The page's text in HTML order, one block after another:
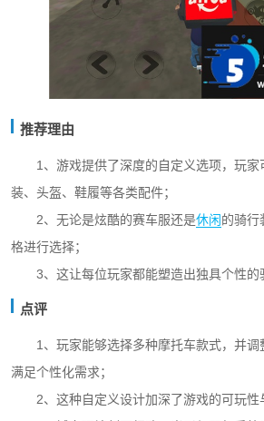
推荐理由
1、游戏提供了深度的自定义选项，玩家
装、头盔、鞋履等各类配件；
2、无论是炫酷的赛车服还是休闲的骑行
格进行选择；
3、这让每位玩家都能塑造出独具个性的
点评
1、玩家能够选择多种摩托车款式，并调
满足个性化需求；
2、这种自定义设计加深了游戏的可玩性